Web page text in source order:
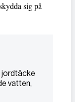
sig på
jordtäcke
vatten,